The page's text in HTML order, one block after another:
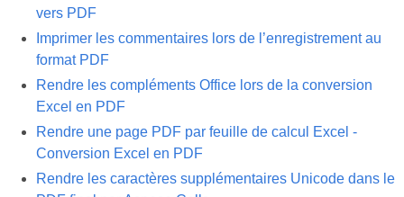
vers PDF
Imprimer les commentaires lors de l’enregistrement au
format PDF
Rendre les compléments Office lors de la conversion
Excel en PDF
Rendre une page PDF par feuille de calcul Excel -
Conversion Excel en PDF
Rendre les caractères supplémentaires Unicode dans le